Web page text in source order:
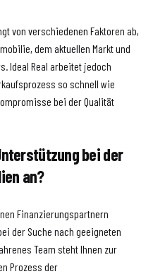
von verschiedenen Faktoren ab,
dem aktuellen Markt und
Ideal Real arbeitet jedoch
so schnell wie
bei der Qualität
bei der
an?
Finanzierungspartnern
der Suche nach geeigneten
Team steht Ihnen zur
Prozess der